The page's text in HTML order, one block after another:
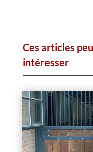
Ces articles
intéresser